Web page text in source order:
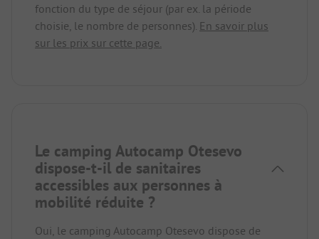
fonction du type de séjour (par ex. la période
choisie, le nombre de personnes). En savoir plus
sur les prix sur cette page.
Le camping Autocamp Otesevo
dispose-t-il de sanitaires
accessibles aux personnes à
mobilité réduite ?
Oui, le camping Autocamp Otesevo dispose de